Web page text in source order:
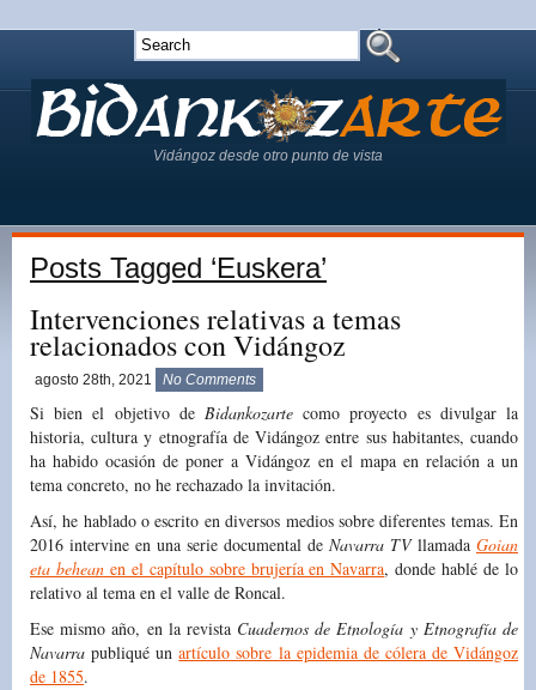
Vidángoz desde otro punto de vista
Posts Tagged ‘Euskera’
Intervenciones relativas a temas
relacionados con Vidángoz
agosto 28th, 2021 No Comments
Si bien el objetivo de Bidankozarte como proyecto es divulgar la
historia, cultura y etnografía de Vidángoz entre sus habitantes, cuando
ha habido ocasión de poner a Vidángoz en el mapa en relación a un
tema concreto, no he rechazado la invitación.
Así, he hablado o escrito en diversos medios sobre diferentes temas. En
2016 intervine en una serie documental de Navarra TVllamada Goian
eta beheanen el capítulo sobre brujería en Navarra, donde hablé de lo
relativo al tema en el valle de Roncal.
Ese mismo año, en la revista Cuadernos de Etnología y Etnografía de
Navarra publiqué unartículo sobre la epidemia de cólera de Vidángoz
de 1855.